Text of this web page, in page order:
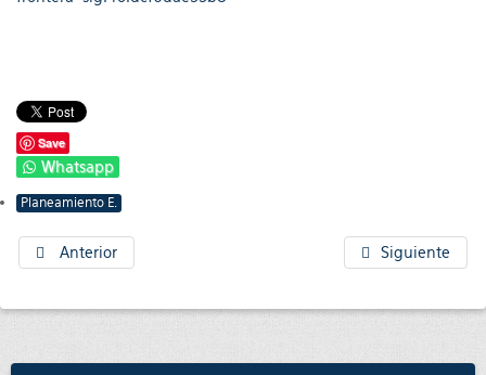
Save
Whatsapp
Planeamiento E.
Anterior Siguiente